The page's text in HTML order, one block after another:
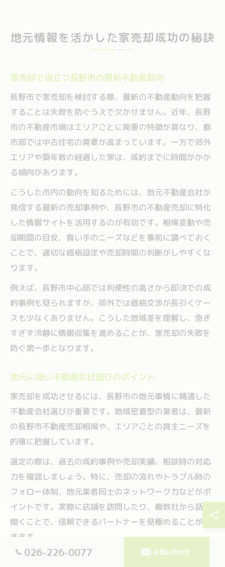
地元情報を活かした家売却成功の秘訣
家売却で役立つ長野市の最新不動産動向
長野市で家売却を検討する際、最新の不動産動向を把握
することは失敗を防ぐうえで欠かせません。近年、長野
市の不動産市場はエリアごとに需要の特徴が異なり、都
市部では中古住宅の需要が高まっています。一方で郊外
エリアや築年数の経過した家は、成約までに時間がかか
る傾向があります。
こうした市内の動向を知るためには、地元不動産会社が
発信する最新の売却事例や、長野市の不動産売却に特化
した情報サイトを活用するのが有効です。相場変動や売
却期間の目安、買い手のニーズなどを事前に調べておく
ことで、適切な価格設定や売却時期の判断がしやすくな
ります。
例えば、長野市中心部では利便性の高さから即決での成
約事例も見られますが、郊外では価格交渉が長引くケー
スも少なくありません。こうした地域差を理解し、急ぎ
すぎず冷静に情報収集を進めることが、家売却の失敗を
防ぐ第一歩となります。
地元に強い不動産会社選びのポイント
家売却を成功させるには、長野市の地元事情に精通した
不動産会社選びが重要です。地域密着型の業者は、最新
の長野市不動産売却相場や、エリアごとの買主ニーズを
的確に把握しています。
選定の際は、過去の成約事例や売却実績、相談時の対応
力を確認しましょう。特に、売却の流れやトラブル時の
フォロー体制、地元業者同士のネットワーク力などがポ
イントです。実際に店舗を訪問したり、複数社から話を
聞くことで、信頼できるパートナーを見極めることがで
きます。
例えば、長野市土地・建物売却相談センターのような、
026-226-0077 お問い合わせ